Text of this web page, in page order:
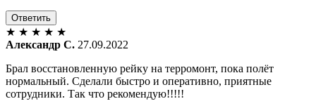
Ответить
★ ★ ★ ★ ★
Александр С. 27.09.2022
Брал восстановленную рейку на терромонт, пока полёт
нормальный. Сделали быстро и оперативно, приятные
сотрудники. Так что рекомендую!!!!!